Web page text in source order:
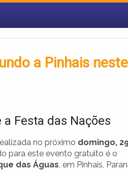
a Pinhais neste
Festa das Nações
no próximo domingo,
para este evento gratuito é o
das Águas, em Pinhais,